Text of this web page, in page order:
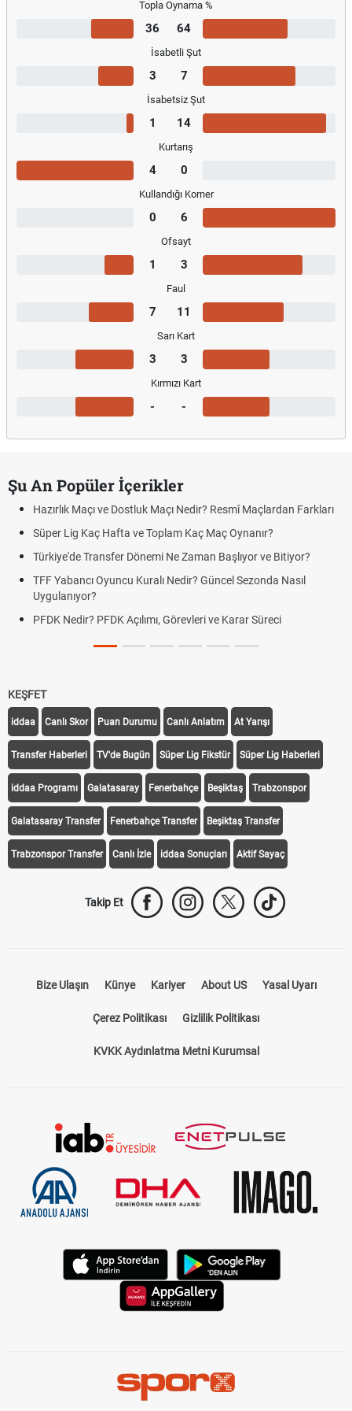
Topla Oynama %
36 64
İsabetli Şut
3 7
İsabetsiz Şut
1 14
Kurtarış
4 0
Kullandığı Korner
0 6
Ofsayt
1 3
Faul
7 11
Sarı Kart
3 3
Kırmızı Kart
- -
Şu An Popüler İçerikler
Hazırlık Maçı ve Dostluk Maçı Nedir? Resmî Maçlardan Farkları
Süper Lig Kaç Hafta ve Toplam Kaç Maç Oynanır?
Türkiye'de Transfer Dönemi Ne Zaman Başlıyor ve Bitiyor?
TFF Yabancı Oyuncu Kuralı Nedir? Güncel Sezonda Nasıl
Uygulanıyor?
PFDK Nedir? PFDK Açılımı, Görevleri ve Karar Süreci
KEŞFET
iddaa Canlı Skor Puan Durumu Canlı Anlatım At Yarışı
Transfer Haberleri TV'de Bugün Süper Lig Fikstür Süper Lig Haberleri
iddaa Programı Galatasaray Fenerbahçe Beşiktaş Trabzonspor
Galatasaray Transfer Fenerbahçe Transfer Beşiktaş Transfer
Trabzonspor Transfer Canlı İzle iddaa Sonuçları Aktif Sayaç
Takip Et
Bize Ulaşın Künye Kariyer About US Yasal Uyarı
Çerez Politikası Gizlilik Politikası
KVKK Aydınlatma Metni Kurumsal